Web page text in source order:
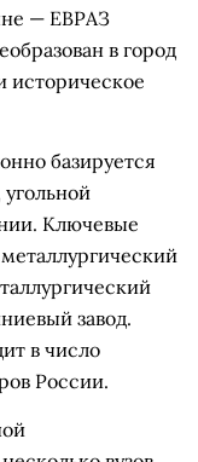
— ЕВРАЗ
в город
историческое
базируется
Ключевые
завод.
в число
России.